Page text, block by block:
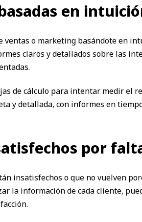
en
ventas o marketing basándote en
claros y detallados sobre las
de cálculo para intentar medir el
y detallada, con informes en
por
insatisfechos o que no vuelven
la información de cada cliente,